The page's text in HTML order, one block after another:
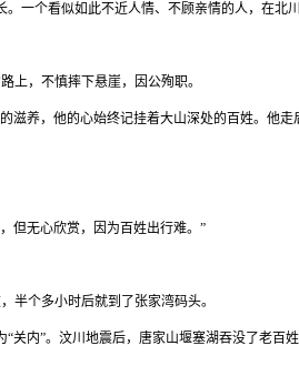
一个看似如此不近人情、不顾亲情的人，在北
上，不慎摔下悬崖，因公殉职。
滋养，他的心始终记挂着大山深处的百姓。他
但无心欣赏，因为百姓出行难。”
半个多小时后就到了张家湾码头。
关内”。汶川地震后，唐家山堰塞湖吞没了老百